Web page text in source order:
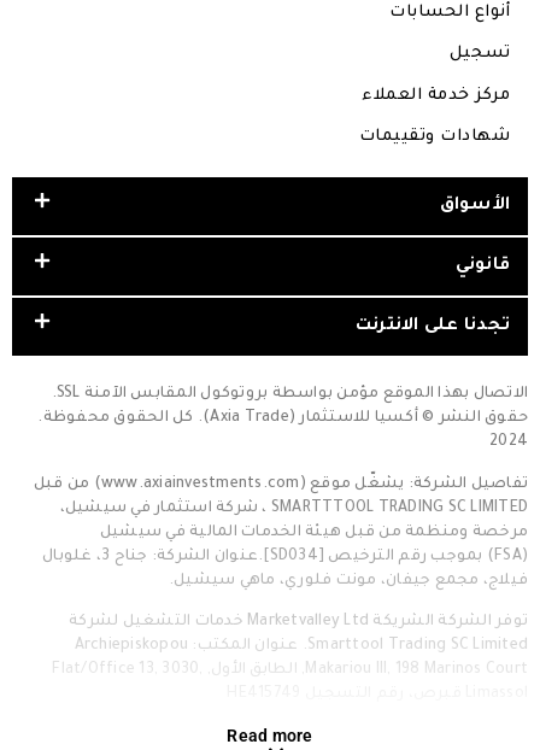
أنواع الحسابات
تسجيل
مركز خدمة العملاء
شهادات وتقييمات
الأسواق
قانوني
تجدنا على الانترنت
الاتصال بهذا الموقع مؤمن بواسطة بروتوكول المقابس الآمنة SSL.
حقوق النشر © أكسيا للاستثمار (Axia Trade). كل الحقوق محفوظة.
2024
تفاصيل الشركة: يشغّل موقع (www.axiainvestments.com) من قبل
SMARTTTOOL TRADING SC LIMITED ، شركة استثمار في سيشيل،
مرخصة ومنظمة من قبل هيئة الخدمات المالية في سيشيل
(FSA) بموجب رقم الترخيص [SD034].عنوان الشركة: جناح 3، غلوبال
فيلاج، مجمع جيفان، مونت فلوري، ماهي سيشيل.
توفر الشركة الشريكة Marketvalley Ltd خدمات التشغيل لشركة
Smarttool Trading SC Limited. عنوان المكتب: Archiepiskopou
Makariou III, 198 Marinos Court, الطابق الأول, Flat/Office 13, 3030,
Read more